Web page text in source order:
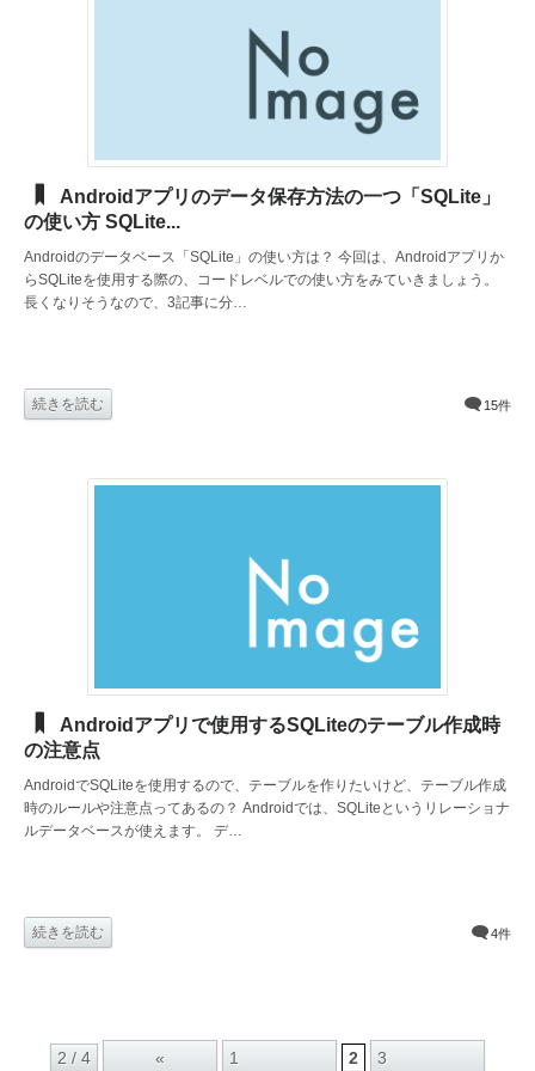
Androidアプリのデータ保存方法の一つ「SQLite」
の使い方 SQLite...
Androidのデータベース「SQLite」の使い方は？ 今回は、Androidアプリか
らSQLiteを使用する際の、コードレベルでの使い方をみていきましょう。
長くなりそうなので、3記事に分…
続きを読む 15件
Androidアプリで使用するSQLiteのテーブル作成時
の注意点
AndroidでSQLiteを使用するので、テーブルを作りたいけど、テーブル作成
時のルールや注意点ってあるの？ Androidでは、SQLiteというリレーショナ
ルデータベースが使えます。 デ…
続きを読む 4件
2 / 4 « 1 2 3